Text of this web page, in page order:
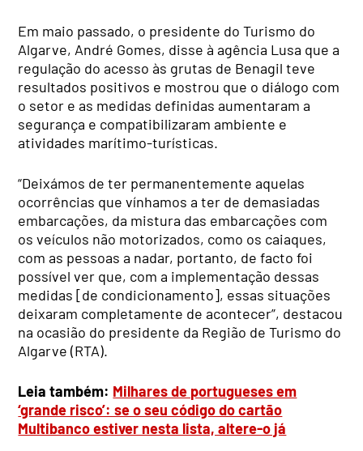
Em maio passado, o presidente do Turismo do
Algarve, André Gomes, disse à agência Lusa que a
regulação do acesso às grutas de Benagil teve
resultados positivos e mostrou que o diálogo com
o setor e as medidas definidas aumentaram a
segurança e compatibilizaram ambiente e
atividades marítimo-turísticas.
“Deixámos de ter permanentemente aquelas
ocorrências que vínhamos a ter de demasiadas
embarcações, da mistura das embarcações com
os veículos não motorizados, como os caiaques,
com as pessoas a nadar, portanto, de facto foi
possível ver que, com a implementação dessas
medidas [de condicionamento], essas situações
deixaram completamente de acontecer”, destacou
na ocasião do presidente da Região de Turismo do
Algarve (RTA).
Leia também: Milhares de portugueses em
‘grande risco’: se o seu código do cartão
Multibanco estiver nesta lista, altere-o já